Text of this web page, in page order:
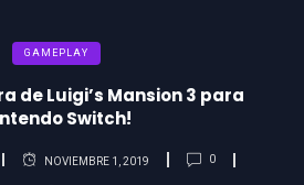
GAMEPLAY
de Luigi’s Mansion 3 para
Switch!
NOVIEMBRE 1, 2019 0